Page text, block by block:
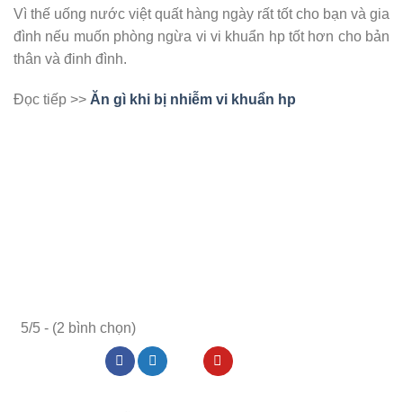
Vì thế uống nước việt quất hàng ngày rất tốt cho bạn và gia
đình nếu muốn phòng ngừa vi vi khuẩn hp tốt hơn cho bản
thân và đinh đình.
Đọc tiếp >> Ăn gì khi bị nhiễm vi khuẩn hp
5/5 - (2 bình chọn)